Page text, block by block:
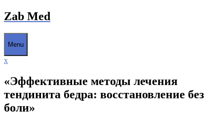
Skip
to
content
Zab Med
Menu
xClose
«Эффективные методы лечения
тендинита бедра: восстановление без
боли»